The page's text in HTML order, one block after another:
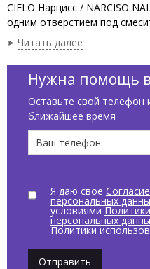
CIELO Нарцисс / NARCISO
одним отверстием под
выполнения трех
слева,одна сторона не
крепежами.Установка на
установка.Размеры:76 x 50
Читать далее
Нужна помощь
Оставьте свой телефон
ближайшее время
Я даю свое
персональных
условиями
персональных
Политики
Отправить